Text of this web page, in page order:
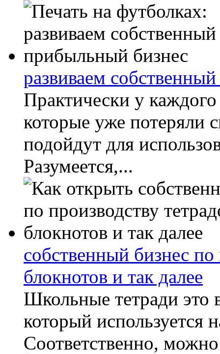
развиваем
Практически у
которые уже потеряли
подойдут для
Разумеется,...
собственный бизнес по
блокнотов и так далее
Школьные тетради это
который используется
Соответственно,